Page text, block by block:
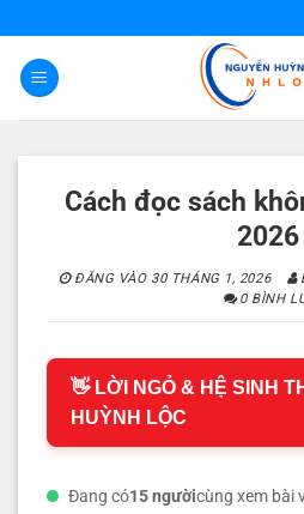
nội
dung
Cách đọc sách
2026
ĐĂNG VÀO 30 THÁNG 1, 2026
0 BÌNH
👋 LỜI NGỎ & HỆ SINH
HUỲNH LỘC
Đang có15 ngườicùng xem bài